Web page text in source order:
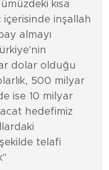
kısa
içerisinde inşallah
almayı
dolar olduğu
500 milyar
ise 10 milyar
hedefimiz
şekilde telafi